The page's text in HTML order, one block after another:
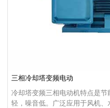
三相冷却塔变频电动
冷却塔变频三相电动机特点是
轻，噪音低。广泛应用于风机